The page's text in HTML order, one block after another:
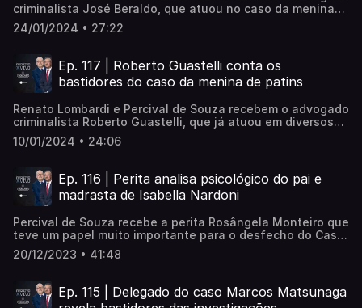
criminalista José Beraldo, que atuou no caso da menina
Grazielly, a garota de 3 anos que morreu após ser
atropelada por uma moto aquática, no Guaratuba, litoral
praia quando um adolescente, que pilotava a moto em
alta velocidade a atropelou.
24/01/2024 • 27:22
Ep. 117 | Roberto Guastelli conta os
bastidores do caso da menina de patins
Renato Lombardi e Percival de Souza recebem o advogado
criminalista Roberto Guastelli, que já atuou em diversos
casos de grande repercussão, entre eles o da menina
Vitória Gabrielly. A garota de 12 anos saiu para andar de
sumiu. Câmeras de segurança registraram as últimas
imagens dela viva, o corpo foi localizado oito dias depois.
Guastelli conta os bastidores das investigações e revela
suspeito. Confira!
10/01/2024 • 24:06
Ep. 116 | Perita analisa psicológico do pai e
madrasta de Isabella Nardoni
Percival de Souza recebe a perita Rosângela Monteiro que
teve um papel muito importante para o desfecho do Caso
Nardoni. Rosangêla fala das provas encontradas no
edifício onde Isabella Nardoni estava. E também faz uma
Jatobá. Confira.
20/12/2023 • 41:48
Ep. 115 | Delegado do caso Marcos Matsunaga